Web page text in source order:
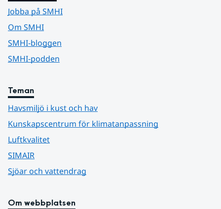
Jobba på SMHI
Om SMHI
SMHI-bloggen
SMHI-podden
Teman
Havsmiljö i kust och hav
Kunskapscentrum för klimatanpassning
Luftkvalitet
SIMAIR
Sjöar och vattendrag
Om webbplatsen